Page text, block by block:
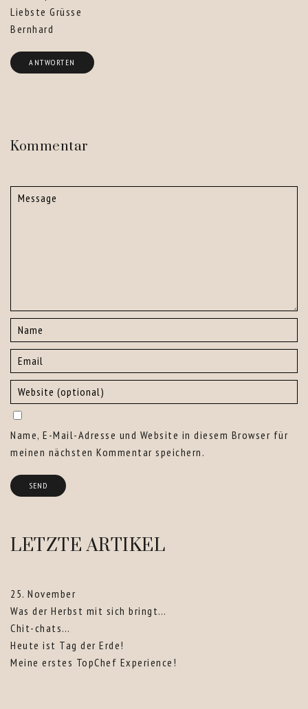
Liebste Grüsse
Bernhard
ANTWORTEN
Kommentar
Name, E-Mail-Adresse und Website in diesem Browser für
meinen nächsten Kommentar speichern.
LETZTE ARTIKEL
25. November
Was der Herbst mit sich bringt…
Chit-chats…
Heute ist Tag der Erde!
Meine erstes TopChef Experience!